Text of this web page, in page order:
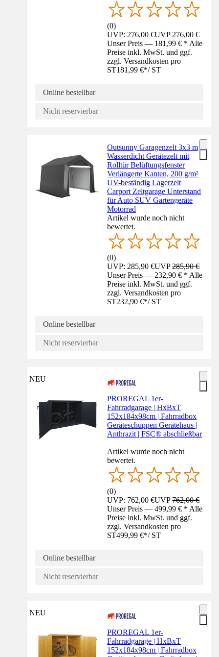
(0)
UVP: 276,00 €UVP276,00 €
Unser Preis — 181,99 € * Alle
Preise inkl. MwSt. und ggf.
zzgl. Versandkosten pro
ST181,99 €*/ ST
Online bestellbar
Nicht reservierbar
Outsunny Garagenzelt 3x3 m
Wasserdicht Gerätezelt mit
Rolltür Belüftungsfenster
Verlängerte Kanten, 200 g/m²
UV-beständig Lagerzelt
Carport Zeltgarage Unterstand
für Auto SUV Gartengeräte
Motorrad
Artikel wurde noch nicht
bewertet.
(0)
UVP: 285,90 €UVP285,90 €
Unser Preis — 232,90 € * Alle
Preise inkl. MwSt. und ggf.
zzgl. Versandkosten pro
ST232,90 €*/ ST
Online bestellbar
Nicht reservierbar
NEU
PROREGAL 1er-
Fahrradgarage | HxBxT
152x184x98cm | Fahrradbox
Geräteschuppen Gerätehaus |
Anthrazit | FSC® abschließbar
Artikel wurde noch nicht
bewertet.
(0)
UVP: 762,00 €UVP762,00 €
Unser Preis — 499,99 € * Alle
Preise inkl. MwSt. und ggf.
zzgl. Versandkosten pro
ST499,99 €*/ ST
Online bestellbar
Nicht reservierbar
NEU
PROREGAL 1er-
Fahrradgarage | HxBxT
152x184x98cm | Fahrradbox